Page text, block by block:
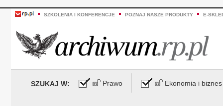
SZKOLENIA I KONFERENCJE POZNAJ NASZE PRODUKTY E-
SZUKAJ W: Prawo Ekonomia i biznes